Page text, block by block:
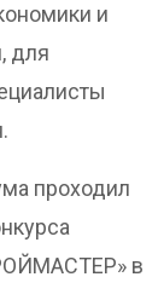
и
для
проходил
в